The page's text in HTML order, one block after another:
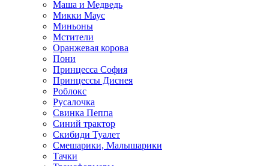
Маша и Медведь
Микки Маус
Миньоны
Мстители
Оранжевая корова
Пони
Принцесса София
Принцессы Диснея
Роблокс
Русалочка
Свинка Пеппа
Синий трактор
Скибиди Туалет
Смешарики, Малышарики
Тачки